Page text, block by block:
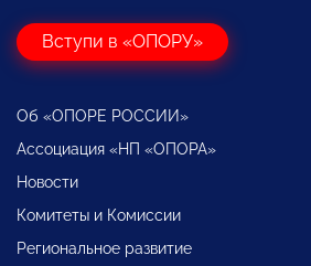
Вступи в «ОПОРУ»
Об «ОПОРЕ РОССИИ»
Ассоциация «НП «ОПОРА»
Новости
Комитеты и Комиссии
Региональное развитие